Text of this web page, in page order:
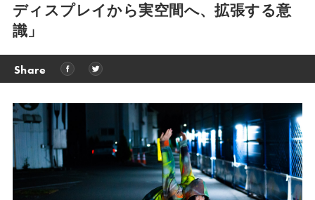
ディスプレイから実空間へ、拡張する意
識」
Share